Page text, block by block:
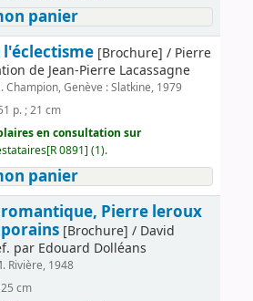
panier
[Brochure] / Pierre
de Jean-Pierre Lacassagne
Champion, Genève : Slatkine, 1979
p. ; 21 cm
en consultation sur
0891] (1).
panier
romantique, Pierre leroux
[Brochure] / David
par Edouard Dolléans
Rivière, 1948
cm